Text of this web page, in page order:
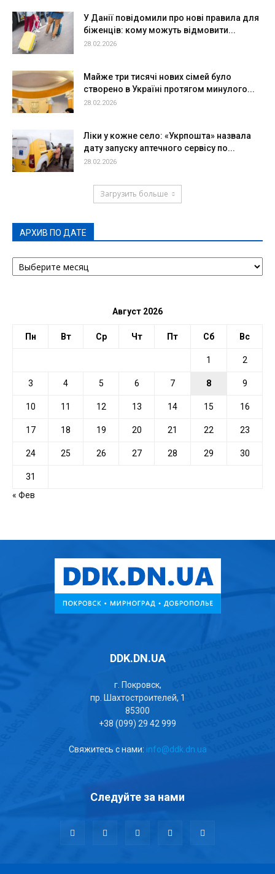
У Данії повідомили про нові правила для
біженців: кому можуть відмовити...
28.02.2026
Майже три тисячі нових сімей було
створено в Україні протягом минулого...
28.02.2026
Ліки у кожне село: «Укрпошта» назвала
дату запуску аптечного сервісу по...
28.02.2026
Загрузить больше
АРХИВ ПО ДАТЕ
АРХИВ
ПО
Август 2026
Пн Вт Ср Чт Пт Сб Вс
1 2
3 4 5 6 7 8 9
10 11 12 13 14 15 16
17 18 19 20 21 22 23
24 25 26 27 28 29 30
31
« Фев
DDK.DN.UA
г. Покровск,
пр. Шахтостроителей, 1
85300
+38 (099) 29 42 999
Свяжитесь с нами: info@ddk.dn.ua
Следуйте за нами